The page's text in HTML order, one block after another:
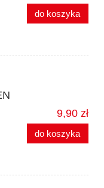
do koszyka
9,90 zł
do koszyka